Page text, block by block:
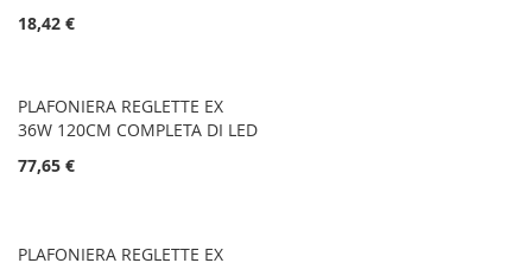
18,42 €
PLAFONIERA REGLETTE EX
36W 120CM COMPLETA DI LED
77,65 €
PLAFONIERA REGLETTE EX